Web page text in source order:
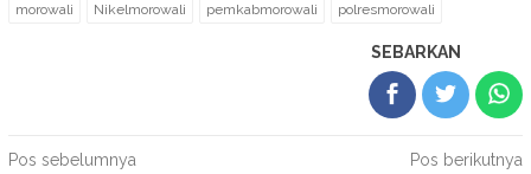
morowali Nikelmorowali pemkabmorowali polresmorowali
SEBARKAN
Navigasi
Pos sebelumnya
Pos berikutnya